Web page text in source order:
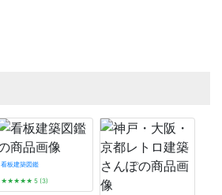
看板建築図鑑
★★★★★ 5 (3)